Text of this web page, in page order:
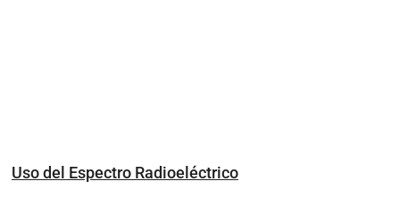
Uso del Espectro Radioeléctrico